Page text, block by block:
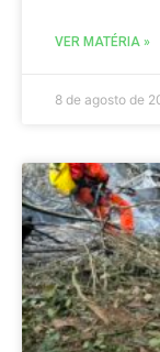
VER MATÉRIA »
8 de agosto de